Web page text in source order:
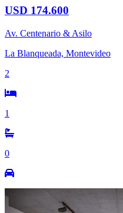
USD 174.600
Av. Centenario & Asilo
La Blanqueada, Montevideo
2
1
0